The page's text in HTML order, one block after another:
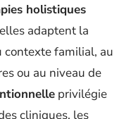
holistiques
adaptent la
contexte familial, au
ou au niveau de
privilégie
cliniques, les